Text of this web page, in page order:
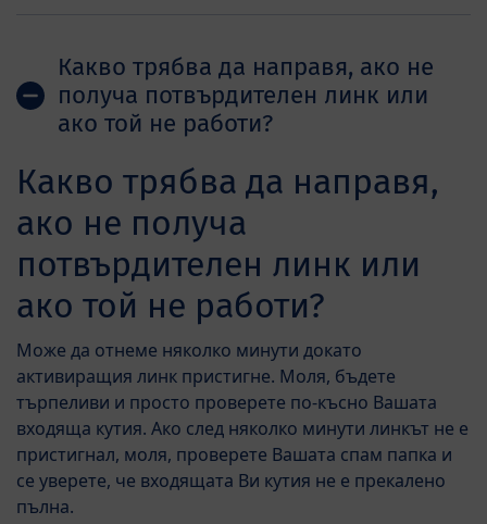
Какво трябва да направя, ако не
получа потвърдителен линк или
ако той не работи?
Какво трябва да направя,
ако не получа
потвърдителен линк или
ако той не работи?
Може да отнеме няколко минути докато
активиращия линк пристигне. Моля, бъдете
търпеливи и просто проверете по-късно Вашата
входяща кутия. Ако след няколко минути линкът не е
пристигнал, моля, проверете Вашата спам папка и
се уверете, че входящата Ви кутия не е прекалено
пълна.